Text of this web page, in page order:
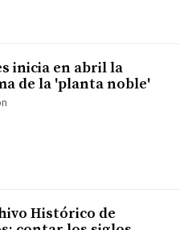
inicia en abril la
de la 'planta noble'
Histórico de